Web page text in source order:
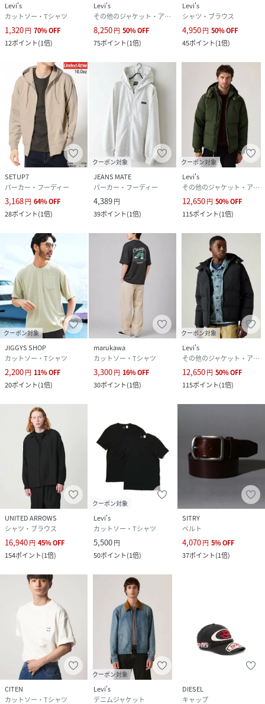
Levi's
カットソー・Tシャツ
1,320円 70%OFF
12ポイント(1倍)
Levi's
その他のジャケット・アウター
8,250円 50%OFF
75ポイント(1倍)
Levi's
シャツ・ブラウス
4,950円 50%OFF
45ポイント(1倍)
SETUP7
パーカー・フーディー
3,168円 64%OFF
28ポイント(1倍)
クーポン対象
JEANS MATE
パーカー・フーディー
4,389円
39ポイント(1倍)
クーポン対象
Levi's
その他のジャケット・アウター
12,650円 50%OFF
115ポイント(1倍)
クーポン対象
JIGGYS SHOP
カットソー・Tシャツ
2,200円 11%OFF
20ポイント(1倍)
marukawa
カットソー・Tシャツ
3,300円 16%OFF
30ポイント(1倍)
クーポン対象
Levi's
その他のジャケット・アウター
12,650円 50%OFF
115ポイント(1倍)
UNITED ARROWS
シャツ・ブラウス
16,940円 45%OFF
154ポイント(1倍)
クーポン対象
Levi's
カットソー・Tシャツ
5,500円
50ポイント(1倍)
SITRY
ベルト
4,070円 5%OFF
37ポイント(1倍)
CITEN
カットソー・Tシャツ
クーポン対象
Levi's
デニムジャケット
DIESEL
キャップ